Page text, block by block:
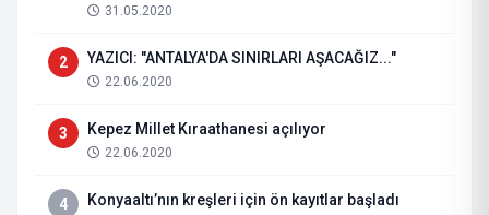
31.05.2020
2 YAZICI: "ANTALYA'DA SINIRLARI AŞACAĞIZ..."
22.06.2020
3 Kepez Millet Kıraathanesi açılıyor
22.06.2020
4 Konyaaltı’nın kreşleri için ön kayıtlar başladı